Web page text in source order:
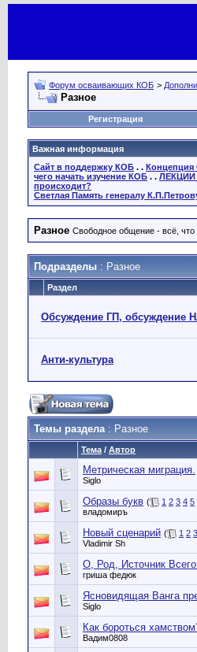
Форум осваивающих КОБ >
Разное
Регистрация
Важная информация
Сайт в поддержку КОБ . . Концепция
чего начать изучение КОБ . . ЛЕКЦИИ
происходит?
Светлая Память генералу
Разное Свободное общение - всё,
Подразделы : Разное
Раздел
Обсуждение ГП, обсуждение
Анти-культура
Темы раздела: Разное
Тема / Автор
Метрическая миграция.
Siglo
Образы букв ( 1 2 3 4 5
владомиръ
Новый сценарий ( 1 2 3
Vladimir Sh
О, Род, Источник
гриша федюк
Ясновидящая Ванга
Siglo
Как бороться
Вадим0808